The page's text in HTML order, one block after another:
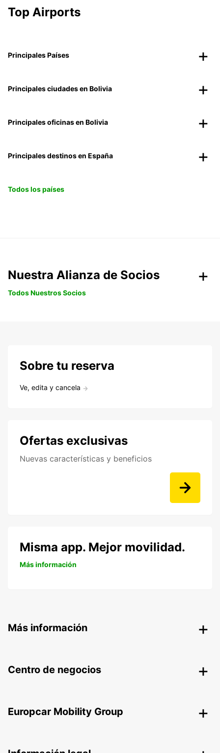
Top Airports
Principales Países
Principales ciudades en Bolivia
Principales oficinas en Bolivia
Principales destinos en España
Todos los países
Nuestra Alianza de Socios
Todos Nuestros Socios
Sobre tu reserva
Ve, edita y cancela
Ofertas exclusivas
Nuevas características y beneficios
Misma app. Mejor movilidad.
Más información
Más información
Centro de negocios
Europcar Mobility Group